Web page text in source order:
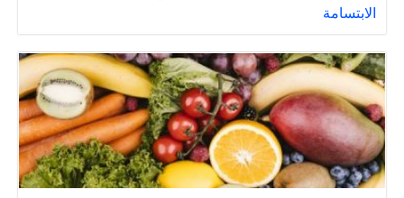
الابتسامة